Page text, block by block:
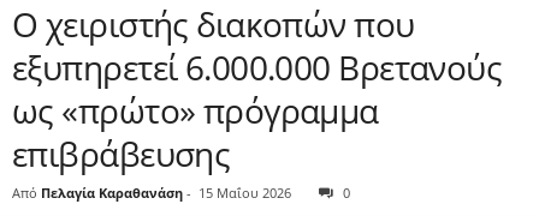
Ο χειριστής διακοπών που
εξυπηρετεί 6.000.000 Βρετανούς
ως «πρώτο» πρόγραμμα
επιβράβευσης
Από Πελαγία Καραθανάση - 15 Μαΐου 2026 0